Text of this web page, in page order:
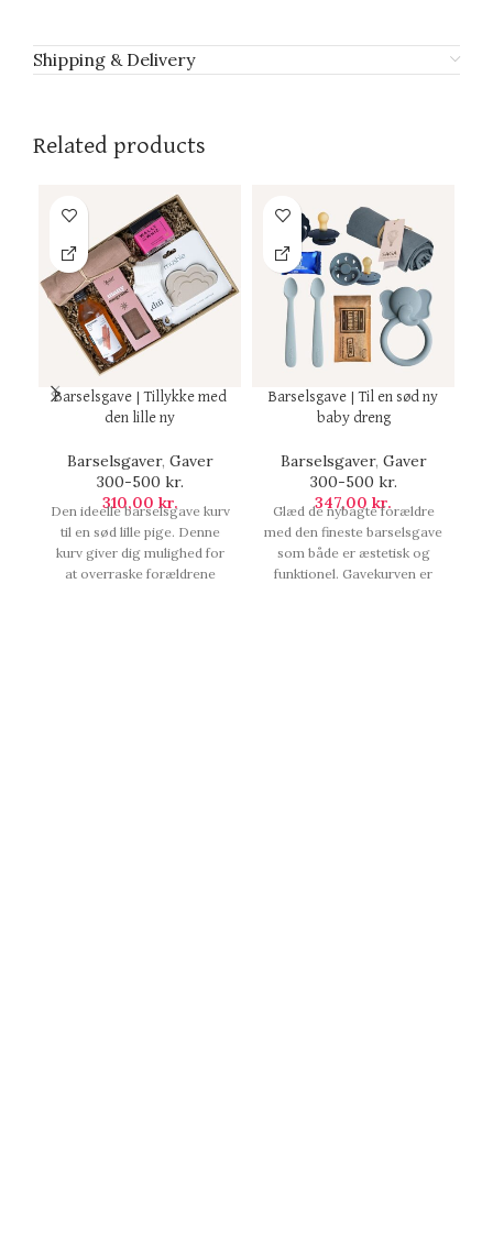
Shipping & Delivery
Related products
Barselsgave | Tillykke med
den lille ny
Barselsgaver, Gaver
300-500 kr.
310,00 kr.
Den ideelle barselsgave kurv
til en sød lille pige. Denne
kurv giver dig mulighed for
at overraske forældrene
Barselsgave | Til en sød ny
baby dreng
Barselsgaver, Gaver
300-500 kr.
347,00 kr.
Glæd de nybagte forældre
med den fineste barselsgave
som både er æstetisk og
funktionel. Gavekurven er